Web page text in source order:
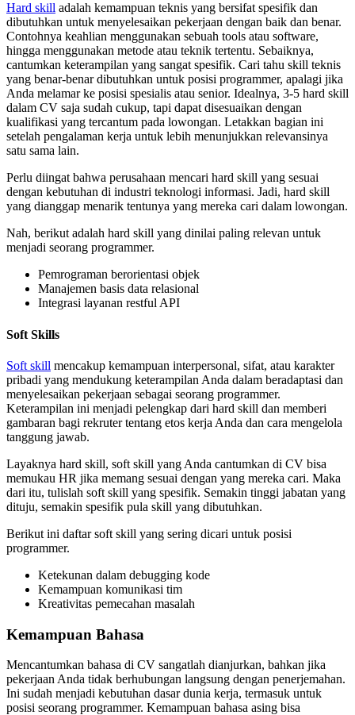
Hard skill adalah kemampuan teknis yang bersifat spesifik dan
dibutuhkan untuk menyelesaikan pekerjaan dengan baik dan benar.
Contohnya keahlian menggunakan sebuah tools atau software,
hingga menggunakan metode atau teknik tertentu. Sebaiknya,
cantumkan keterampilan yang sangat spesifik. Cari tahu skill teknis
yang benar-benar dibutuhkan untuk posisi programmer, apalagi jika
Anda melamar ke posisi spesialis atau senior. Idealnya, 3-5 hard skill
dalam CV saja sudah cukup, tapi dapat disesuaikan dengan
kualifikasi yang tercantum pada lowongan. Letakkan bagian ini
setelah pengalaman kerja untuk lebih menunjukkan relevansinya
satu sama lain.
Perlu diingat bahwa perusahaan mencari hard skill yang sesuai
dengan kebutuhan di industri teknologi informasi. Jadi, hard skill
yang dianggap menarik tentunya yang mereka cari dalam lowongan.
Nah, berikut adalah hard skill yang dinilai paling relevan untuk
menjadi seorang programmer.
Pemrograman berorientasi objek
Manajemen basis data relasional
Integrasi layanan restful API
Soft Skills
Soft skill mencakup kemampuan interpersonal, sifat, atau karakter
pribadi yang mendukung keterampilan Anda dalam beradaptasi dan
menyelesaikan pekerjaan sebagai seorang programmer.
Keterampilan ini menjadi pelengkap dari hard skill dan memberi
gambaran bagi rekruter tentang etos kerja Anda dan cara mengelola
tanggung jawab.
Layaknya hard skill, soft skill yang Anda cantumkan di CV bisa
memukau HR jika memang sesuai dengan yang mereka cari. Maka
dari itu, tulislah soft skill yang spesifik. Semakin tinggi jabatan yang
dituju, semakin spesifik pula skill yang dibutuhkan.
Berikut ini daftar soft skill yang sering dicari untuk posisi
programmer.
Ketekunan dalam debugging kode
Kemampuan komunikasi tim
Kreativitas pemecahan masalah
Kemampuan Bahasa
Mencantumkan bahasa di CV sangatlah dianjurkan, bahkan jika
pekerjaan Anda tidak berhubungan langsung dengan penerjemahan.
Ini sudah menjadi kebutuhan dasar dunia kerja, termasuk untuk
posisi seorang programmer. Kemampuan bahasa asing bisa